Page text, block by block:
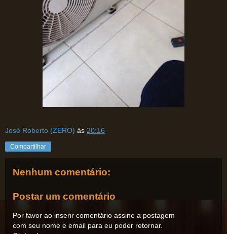
José Roberto (ZERO) às 20:16
Compartilhar
Nenhum comentário:
Postar um comentário
Por favor ao inserir comentário assine a postagem
com seu nome e email para eu poder retornar.